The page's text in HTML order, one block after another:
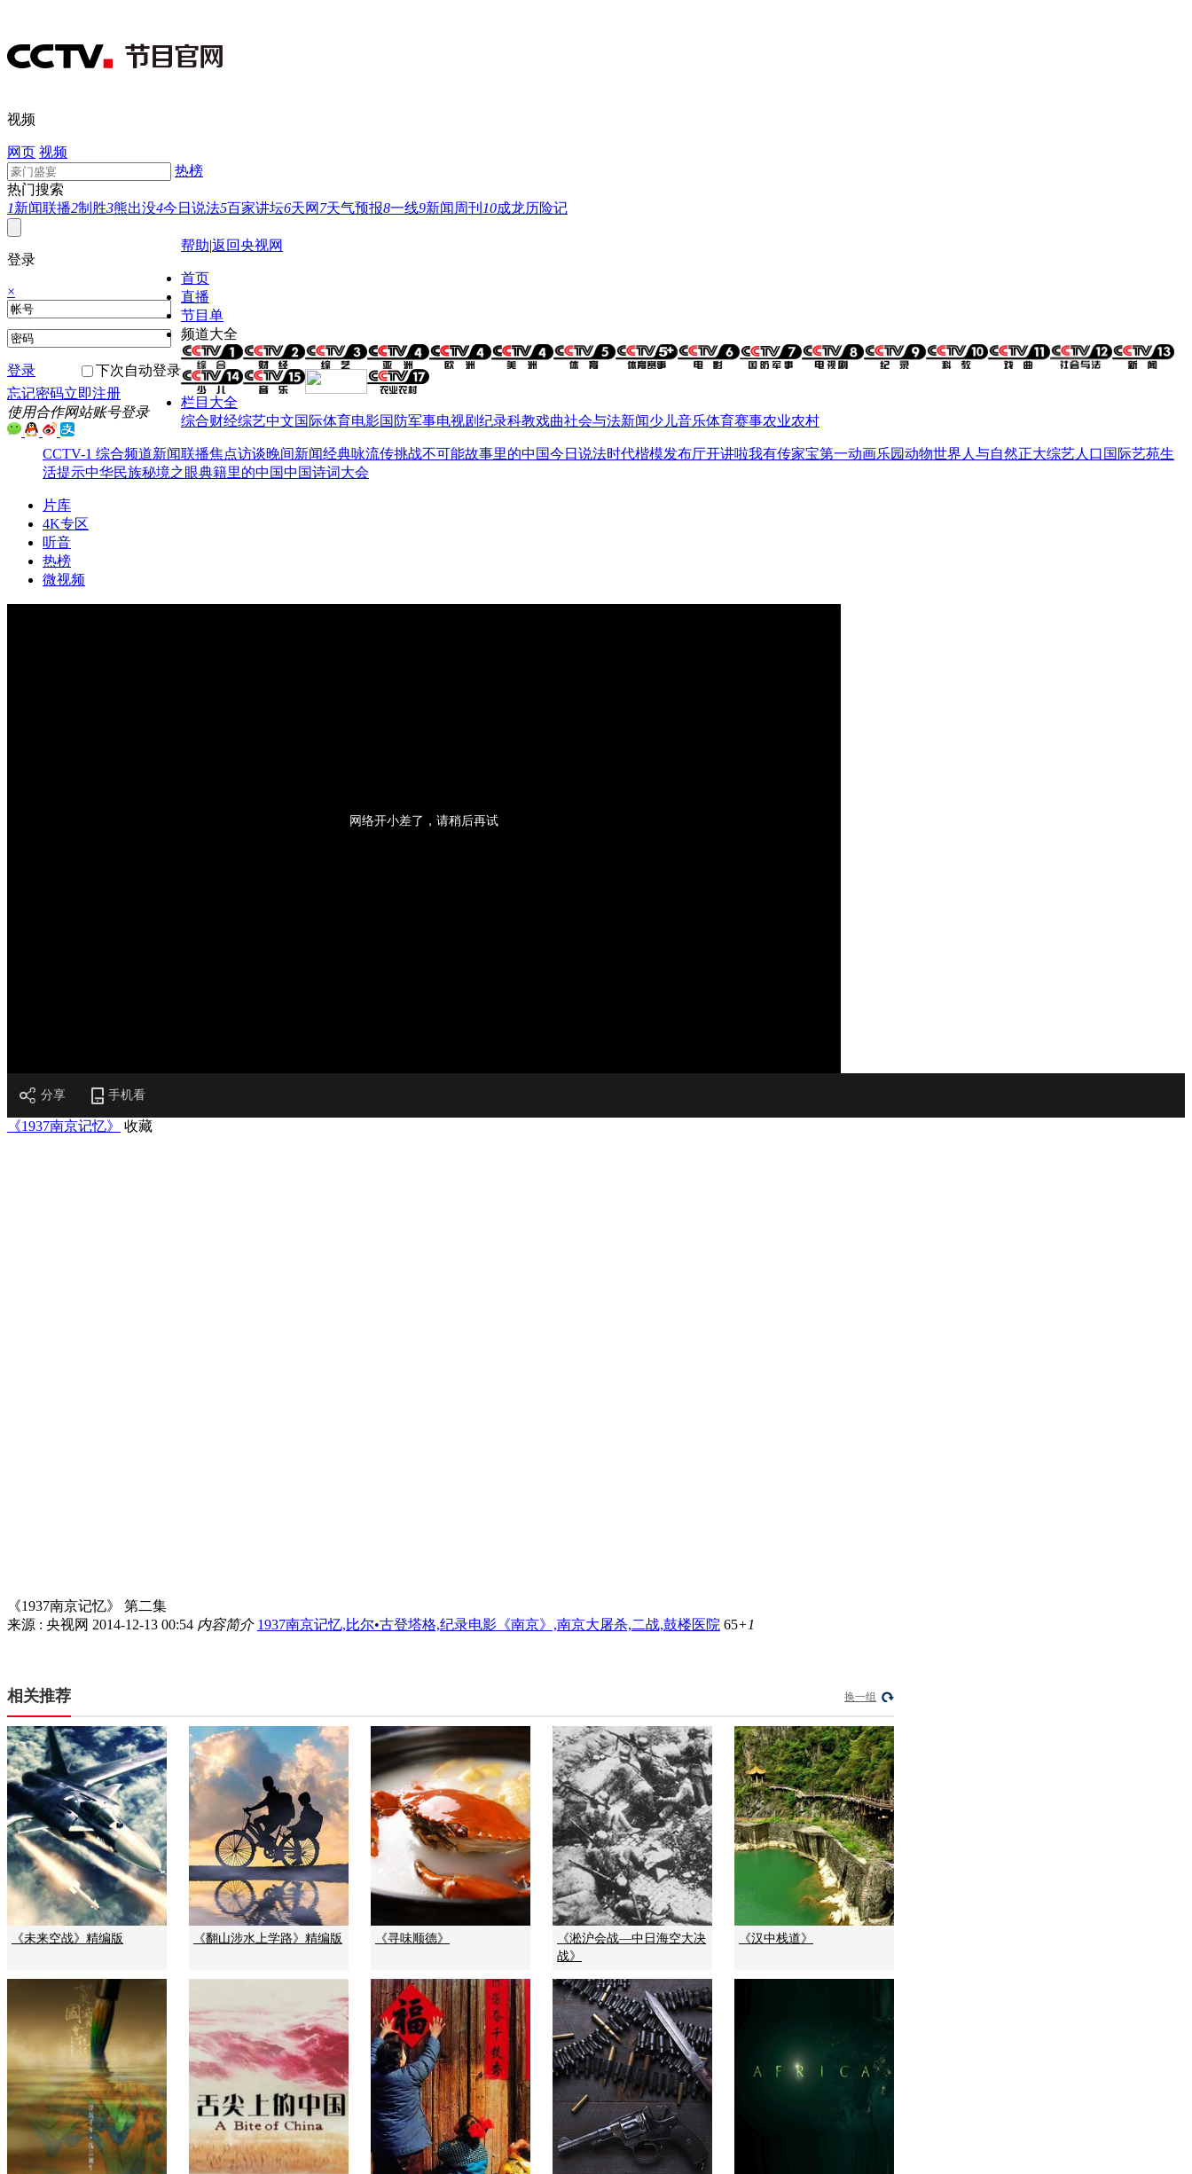
视频
网页 视频
热榜
热门搜索
1新闻联播2制胜3熊出没4今日说法5百家讲坛6天网 7天气预报8一线9新闻周刊 10成龙历险记
登录
×
登录
下次自动登录
忘记密码立即注册
使用合作网站账号登录
帮助|返回央视网
首页
直播
节目单
频道大全
栏目大全
综合财经综艺中文国际体育电影国防军事电视剧纪录科教戏曲社会与法新闻少儿音乐体育赛事农业农村
CCTV-1 综合频道新闻联播焦点访谈晚间新闻经典咏流传挑战不可能故事里的中国今日说法时代楷模发布厅开讲啦我有传家宝第一动画乐园动物世界 人与自然正大综艺人口 国际艺苑生
活提示中华民族秘境之眼典籍里的中国中国诗词大会
片库
4K专区
听音
热榜
微视频
网络开小差了，请稍后再试
分享 手机看
《1937南京记忆》 收藏
《1937南京记忆》 第二集
来源 : 央视网 2014-12-13 00:54 内容简介 1937南京记忆,比尔•古登塔格,纪录电影《南京》,南京大屠杀,二战,鼓楼医院 65+1
相关推荐 换一组
《未来空战》精编版 《翻山涉水上学路》精编版 《寻味顺德》
《淞沪会战—中日海空大决
战》
《汉中栈道》